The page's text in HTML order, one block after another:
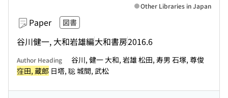
Paper 図書
谷川健一, 大和岩雄編大和書房2016.6
Other Libraries in Japan
Author Heading
谷川, 健一 大和, 岩雄 松田, 寿男 石塚, 尊俊
窪田, 蔵郎 日塔, 聡 城間, 武松